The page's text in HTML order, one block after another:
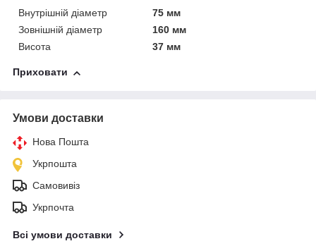
Внутрішній діаметр
75 мм
Зовнішній діаметр
160 мм
Висота
37 мм
Приховати
Умови доставки
Нова Пошта
Укрпошта
Самовивіз
Укрпочта
Всі умови доставки